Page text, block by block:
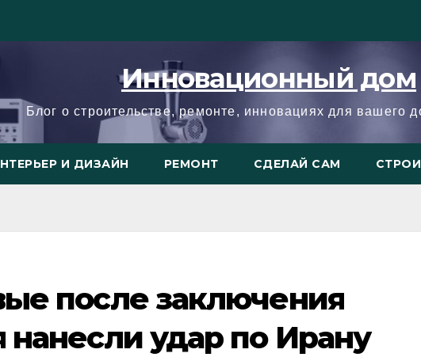
Инновационный дом
Блог о строительстве, ремонте, инновациях для вашего
И ДИЗАЙН РЕМОНТ СДЕЛАЙ САМ
после заключения
удар по Ирану